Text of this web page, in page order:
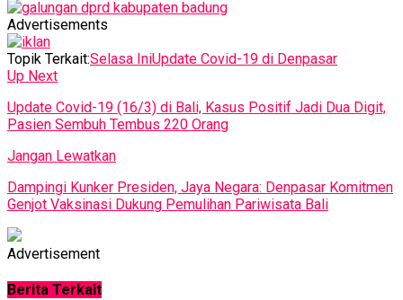
Advertisements
Topik Terkait:Selasa IniUpdate Covid-19 di Denpasar
Up Next
Update Covid-19 (16/3) di Bali, Kasus Positif Jadi Dua Digit,
Pasien Sembuh Tembus 220 Orang
Jangan Lewatkan
Dampingi Kunker Presiden, Jaya Negara: Denpasar Komitmen
Genjot Vaksinasi Dukung Pemulihan Pariwisata Bali
Advertisement
Berita Terkait